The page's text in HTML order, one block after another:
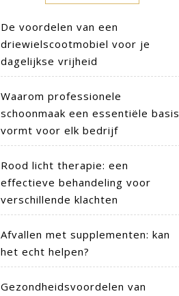
De voordelen van een
driewielscootmobiel voor je
dagelijkse vrijheid
Waarom professionele
schoonmaak een essentiële basis
vormt voor elk bedrijf
Rood licht therapie: een
effectieve behandeling voor
verschillende klachten
Afvallen met supplementen: kan
het echt helpen?
Gezondheidsvoordelen van